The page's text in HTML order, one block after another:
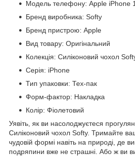
Модель телефону: Apple iPhone
Бренд виробника: Softy
Бренд пристрою: Apple
Вид товару: Оригінальний
Колекція: Силіконовий чохол
Серія: iPhone
Тип упаковки: Тех-пак
Форм-фактор: Накладка
Колір: Фіолетовий
Уявіть, як ви насолоджуєтеся
Силіконовий чохол Softy. Тримайте
чудовій формі навіть на природі, де
подряпини вже не страшні. Або ж ви